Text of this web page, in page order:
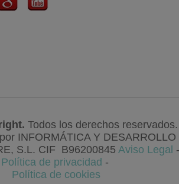
Todos los derechos reservados.
INFORMÁTICA Y DESARROLLO
S.L. CIF B96200845 Aviso Legal -
Política de privacidad -
Política de cookies